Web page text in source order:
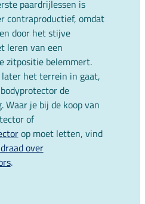
paardrijlessen is
contraproductief, omdat
door het stijve
leren van een
zitpositie belemmert.
het terrein in gaat,
de
Waar je bij de koop van
of
op moet letten, vind
over
.